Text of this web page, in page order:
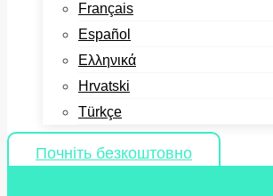
Français
Español
Ελληνικά
Hrvatski
Türkçe
Почніть безкоштовно